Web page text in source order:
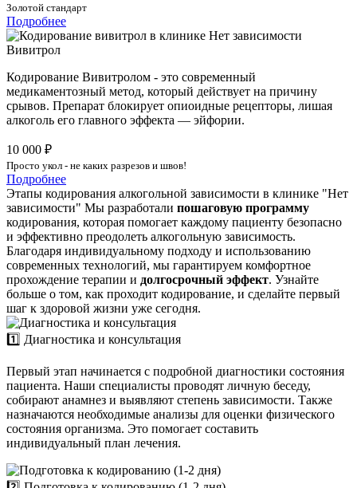
Золотой стандарт
Подробнее
Вивитрол
Кодирование Вивитролом - это современный
медикаментозный метод, который действует на причину
срывов. Препарат блокирует опиоидные рецепторы, лишая
алкоголь его главного эффекта — эйфории.
10 000 ₽
Просто укол - не каких разрезов и швов!
Подробнее
Этапы кодирования алкогольной зависимости в клинике "Нет
зависимости" Мы разработали пошаговую программу
кодирования, которая помогает каждому пациенту безопасно
и эффективно преодолеть алкогольную зависимость.
Благодаря индивидуальному подходу и использованию
современных технологий, мы гарантируем комфортное
прохождение терапии и долгосрочный эффект. Узнайте
больше о том, как проходит кодирование, и сделайте первый
шаг к здоровой жизни уже сегодня.
1️⃣ Диагностика и консультация
Первый этап начинается с подробной диагностики состояния
пациента. Наши специалисты проводят личную беседу,
собирают анамнез и выявляют степень зависимости. Также
назначаются необходимые анализы для оценки физического
состояния организма. Это помогает составить
индивидуальный план лечения.